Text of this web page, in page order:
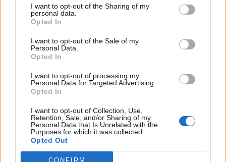
I want to opt-out of the Sharing of my
personal data.
Opted In
I want to opt-out of the Sale of my
Personal Data.
Opted In
I want to opt-out of processing my
Personal Data for Targeted Advertising.
Opted In
I want to opt-out of Collection, Use,
Retention, Sale, and/or Sharing of my
Personal Data that Is Unrelated with the
Purposes for which it was collected.
Opted Out
CONFIRM
Дискусия: Яйченият фактор
тралала
Съобщения:
0 Получени харесвания:
Луд_Фен
Съобщения: 0 Получени харесвания: Точки за награди:
Анализатор
Съобщения:
574 Получени харесвания:
Точки за награди:
600
[[Fermerkaa]]